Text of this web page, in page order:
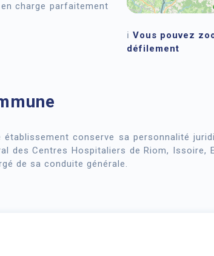
charge parfaitement
ℹ️ Vous pouvez
défilement
conserve sa personnalité
des Centres Hospitaliers de Riom,
de sa conduite générale.